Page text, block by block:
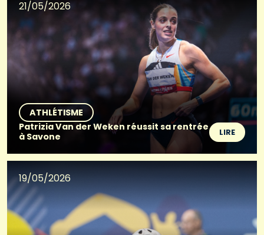
21/05/2026
ATHLÉTISME
Patrizia Van der Weken réussit sa rentrée
à Savone
LIRE
19/05/2026